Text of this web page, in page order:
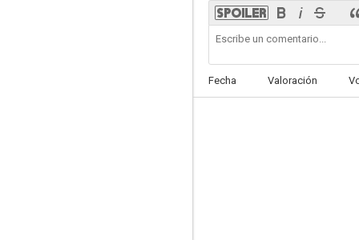
--
Fecha Valoración